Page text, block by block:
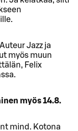
Jazz ja
myös muun
Felix
myös 14.8.
mind. Kotona